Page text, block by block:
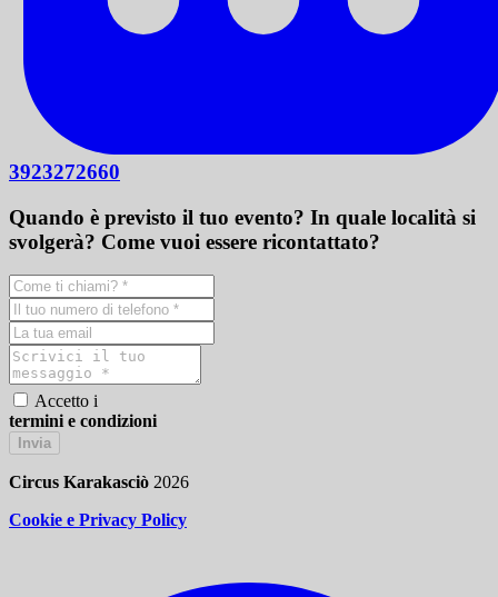
3923272660
Quando è previsto il tuo evento? In quale località si
svolgerà? Come vuoi essere ricontattato?
Accetto i
termini e condizioni
Invia
Circus Karakasciò 2026
Cookie e Privacy Policy